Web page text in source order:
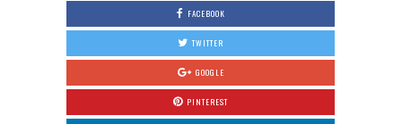
FACEBOOK
TWITTER
GOOGLE
PINTEREST